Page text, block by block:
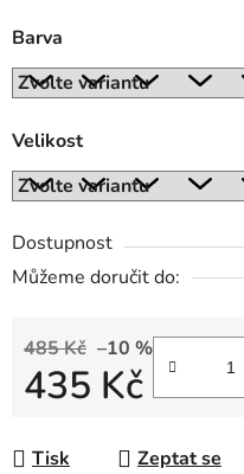
Barva
Velikost
Dostupnost
Můžeme doručit do:
485 Kč –10 %
435 Kč
Tisk Zeptat se